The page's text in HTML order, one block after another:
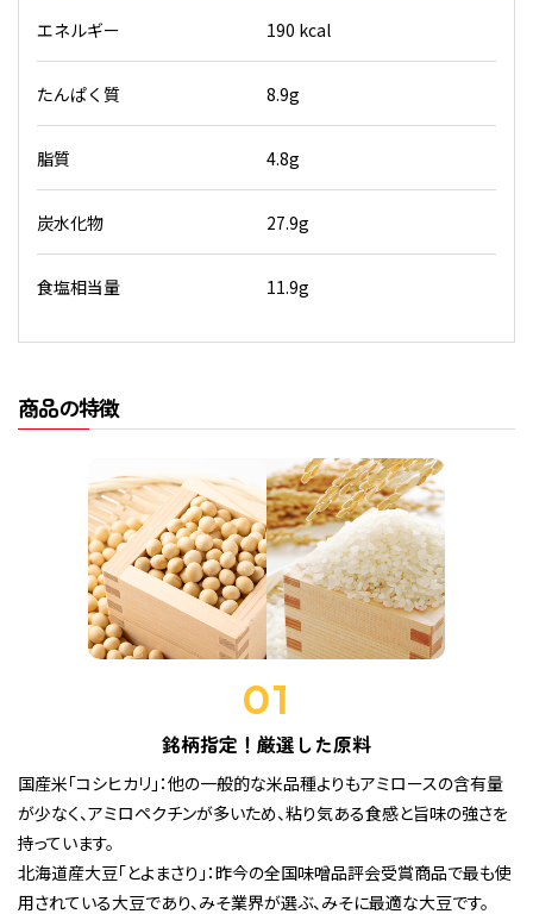
エネルギー 190 kcal
たんぱく質 8.9g
脂質 4.8g
炭水化物 27.9g
食塩相当量 11.9g
商品の特徴
01
銘柄指定！厳選した原料
国産米「コシヒカリ」：他の一般的な米品種よりもアミロースの含有量
が少なく、アミロペクチンが多いため、粘り気ある食感と旨味の強さを
持っています。
北海道産大豆「とよまさり」：昨今の全国味噌品評会受賞商品で最も使
用されている大豆であり、みそ業界が選ぶ、みそに最適な大豆です。